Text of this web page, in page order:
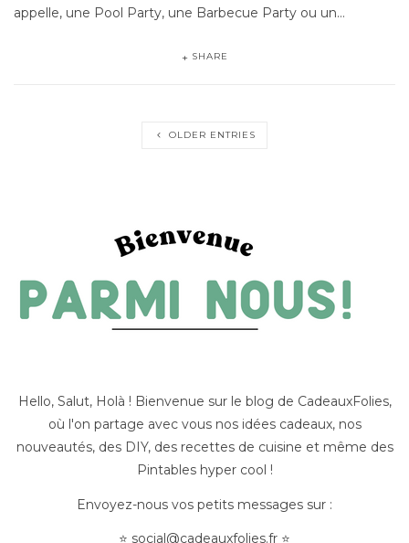
appelle, une Pool Party, une Barbecue Party ou un…
SHARE
OLDER ENTRIES
Hello, Salut, Holà ! Bienvenue sur le blog de CadeauxFolies,
où l'on partage avec vous nos idées cadeaux, nos
nouveautés, des DIY, des recettes de cuisine et même des
Pintables hyper cool !
Envoyez-nous vos petits messages sur :
⭐ social@cadeauxfolies.fr ⭐